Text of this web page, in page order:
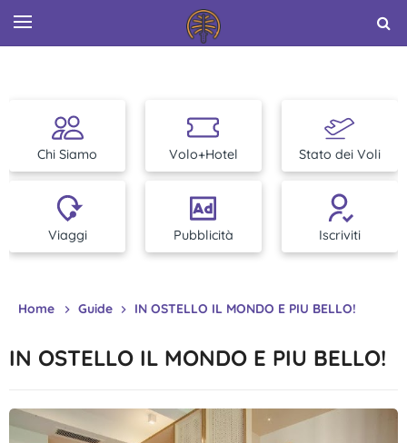
Chi Siamo Volo+Hotel Stato dei Voli
Viaggi Pubblicità Iscriviti
Home Guide IN OSTELLO IL MONDO E PIU BELLO!
IN OSTELLO IL MONDO E PIU BELLO!